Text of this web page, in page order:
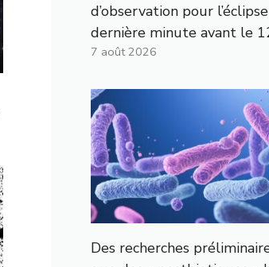
d’observation pour
dernière minute avant le
7 août 2026
Des recherches